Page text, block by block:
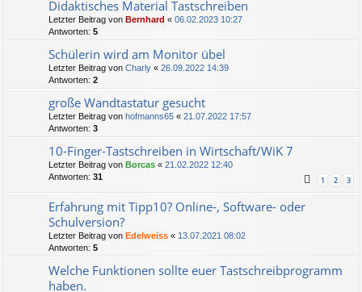
Didaktisches Material Tastschreiben
Letzter Beitrag von Bernhard « 06.02.2023 10:27
Antworten: 5
Schülerin wird am Monitor übel
Letzter Beitrag von Charly « 26.09.2022 14:39
Antworten: 2
große Wandtastatur gesucht
Letzter Beitrag von hofmanns65 « 21.07.2022 17:57
Antworten: 3
10-Finger-Tastschreiben in Wirtschaft/WiK 7
Letzter Beitrag von Borcas « 21.02.2022 12:40
Antworten: 31 1 2 3
Erfahrung mit Tipp10? Online-, Software- oder
Schulversion?
Letzter Beitrag von Edelweiss « 13.07.2021 08:02
Antworten: 5
Welche Funktionen sollte euer Tastschreibprogramm
haben.